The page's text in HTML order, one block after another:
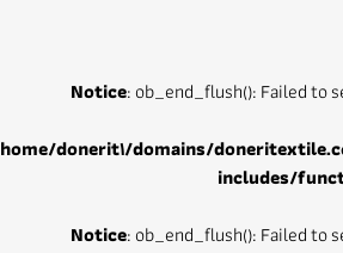
Notice: ob_end_flush(): Failed
/home/donerit1/domains/
includes/
Notice: ob_end_flush(): Failed